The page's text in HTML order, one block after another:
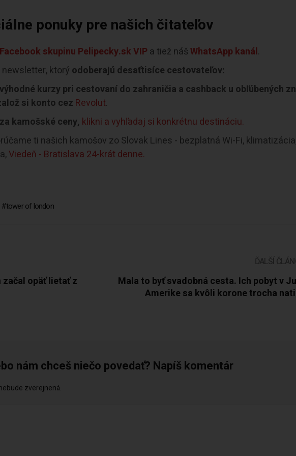
ponuky pre našich čitateľov
skupinu Pelipecky.sk VIP a tiež nášWhatsApp kanál.
ktorý odoberajú desaťtisíce cestovateľov:
kurzy pri cestovaní do zahraničia a cashback u obľúbených
si konto cez Revolut.
kamošské ceny, klikni a vyhľadaj si konkrétnu destináciu.
ti našich kamošov zo Slovak Lines - bezplatná Wi-Fi, klimatizácia,
Viedeň - Bratislava 24-krát denne.
tower of london
opäť lietať z
ĎALŠÍ
Mala to byť svadobná cesta. Ich pobyt v
Amerike sa kvôli korone trocha
nám chceš niečo povedať? Napíš komentár
zverejnená.